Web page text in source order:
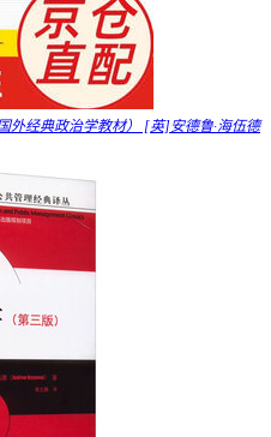
外经典政治学教材） [英]安德鲁·海伍德